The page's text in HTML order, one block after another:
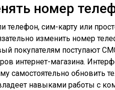
номер
телефон, сим-карту или
изменить номер
покупателям поступают
интернет-магазина.
самостоятельно обновить
навыками работы с